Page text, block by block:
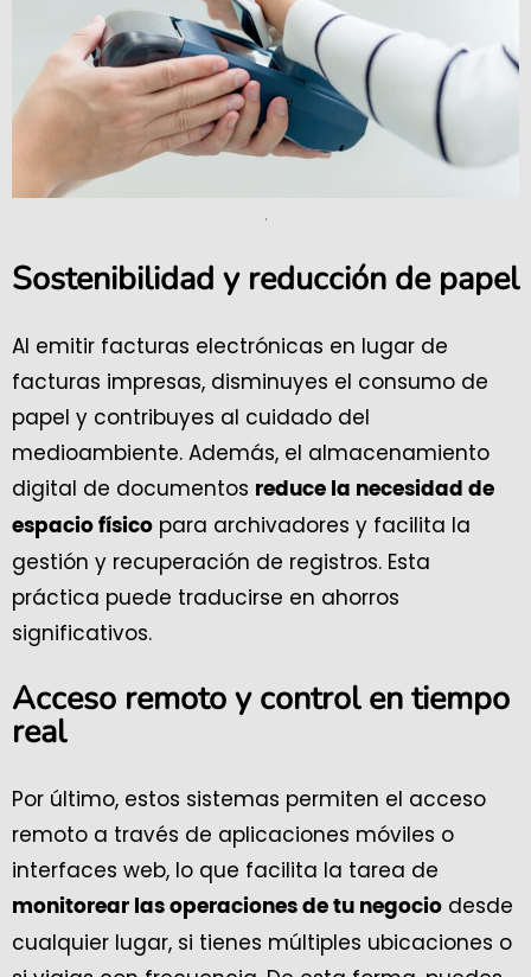
.
Sostenibilidad y reducción de papel
Al emitir facturas electrónicas en lugar de
facturas impresas, disminuyes el consumo de
papel y contribuyes al cuidado del
medioambiente. Además, el almacenamiento
digital de documentos reduce la necesidad de
espacio físico para archivadores y facilita la
gestión y recuperación de registros. Esta
práctica puede traducirse en ahorros
significativos.
Acceso remoto y control en tiempo
real
Por último, estos sistemas permiten el acceso
remoto a través de aplicaciones móviles o
interfaces web, lo que facilita la tarea de
monitorear las operaciones de tu negocio desde
cualquier lugar, si tienes múltiples ubicaciones o